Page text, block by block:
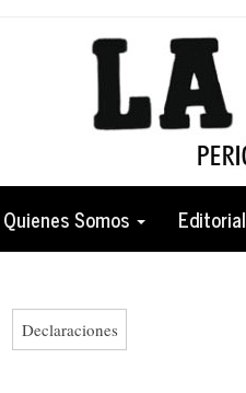
Quienes Somos Editorial
Declaraciones